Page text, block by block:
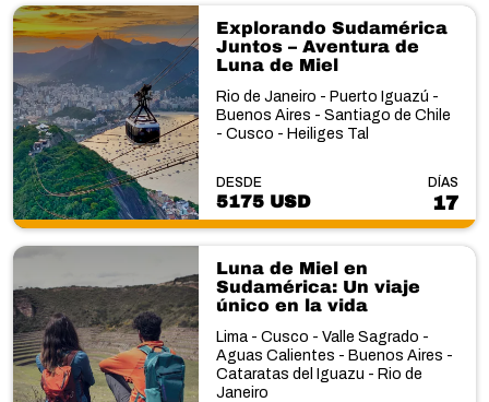
Explorando Sudamérica
Juntos – Aventura de
Luna de Miel
Rio de Janeiro - Puerto Iguazú -
Buenos Aires - Santiago de Chile
- Cusco - Heiliges Tal
DESDE
5175 USD
DÍAS
17
Luna de Miel en
Sudamérica: Un viaje
único en la vida
Lima - Cusco - Valle Sagrado -
Aguas Calientes - Buenos Aires -
Cataratas del Iguazu - Rio de
Janeiro